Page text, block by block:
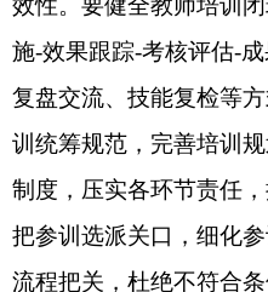
估，力争专项资金执行率提升
县域集约化运维服务体系，采
业专业运维+学校按需使用”模
护、系统升级与故障响应，破
素养提升工程，将国家中小学
入常态化培训体系，组织开展
课堂”“混合式教学”等模式，